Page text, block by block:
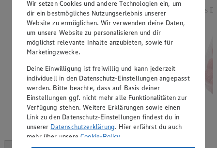
Rabatt)
versch. Kocheigenschaften, aus Norddeutschland, 2
kg, (1 kg = 1,25)
aus
Wir setzen Cookies und andere Technologien ein, um
dir ein bestmögliches Nutzungserlebnis unserer
Website zu ermöglichen. Wir verwenden deine Daten,
um unsere Website zu personalisieren und dir
möglichst relevante Inhalte anzubieten, sowie für
Marketingzwecke.
Deine Einwilligung ist freiwillig und kann jederzeit
individuell in den Datenschutz-Einstellungen angepasst
werden. Bitte beachte, dass auf Basis deiner
Einstellungen ggf. nicht mehr alle Funktionalitäten zur
Verfügung stehen. Weitere Erklärungen sowie einen
Link zu den Datenschutz-Einstellungen findest du in
unserer Datenschutzerklärung. Hier erfährst du auch
mehr über unsereCookie-Policy.